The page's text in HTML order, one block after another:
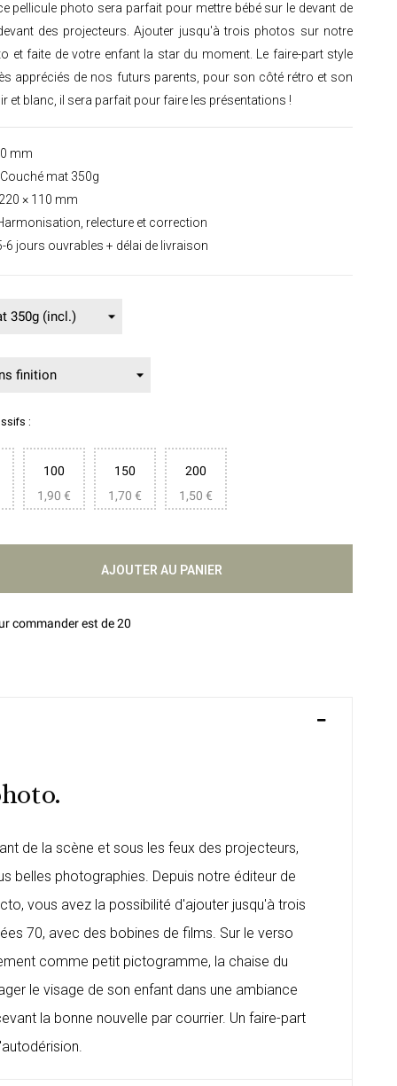
pellicule photo sera parfait pour mettre bébé sur le devant de
des projecteurs. Ajouter jusqu'à trois photos sur notre
et faite de votre enfant la star du moment. Le faire-part style
appréciés de nos futurs parents, pour son côté rétro et son
et blanc, il sera parfait pour faire les présentations !
mm
mat 350g
× 110 mm
relecture et correction
6 jours ouvrables + délai de livraison
:
100
1,90 €
150
1,70 €
200
1,50 €
AJOUTER AU PANIER
commander est de 20
de la scène et sous les feux des projecteurs,
belles photographies. Depuis notre éditeur de
vous avez la possibilité d'ajouter jusqu'à trois
70, avec des bobines de films. Sur le verso
comme petit pictogramme, la chaise du
le visage de son enfant dans une ambiance
la bonne nouvelle par courrier. Un faire-part